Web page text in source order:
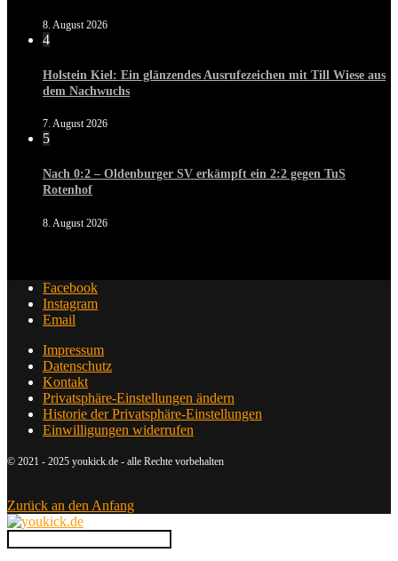
8. August 2026
4
Holstein Kiel: Ein glänzendes Ausrufezeichen mit Till Wiese aus
dem Nachwuchs
7. August 2026
5
Nach 0:2 – Oldenburger SV erkämpft ein 2:2 gegen TuS
Rotenhof
8. August 2026
Facebook
Instagram
Email
Impressum
Datenschutz
Kontakt
Privatsphäre-Einstellungen ändern
Historie der Privatsphäre-Einstellungen
Einwilligungen widerrufen
© 2021 - 2025 youkick.de - alle Rechte vorbehalten
Zurück an den Anfang